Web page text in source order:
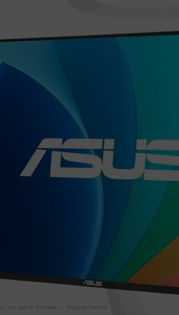
на карте Москвы — Яндекс Карты